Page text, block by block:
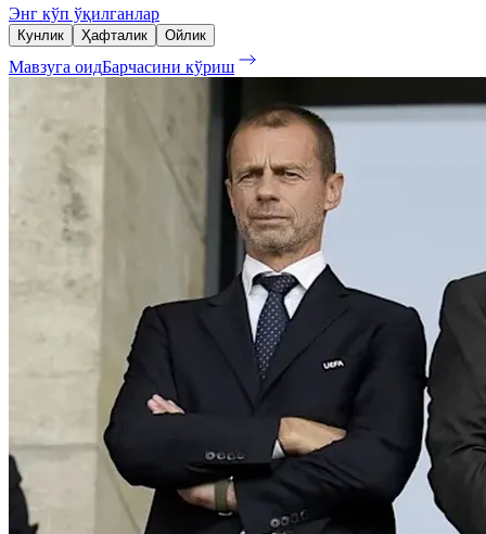
Энг кўп ўқилганлар
Кунлик Ҳафталик Ойлик
Мавзуга оидБарчасини кўриш